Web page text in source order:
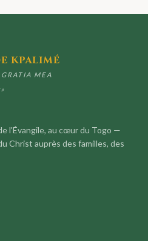
KPALIMÉ
MEA
l'Évangile, au cœur du Togo —
Christ auprès des familles, des